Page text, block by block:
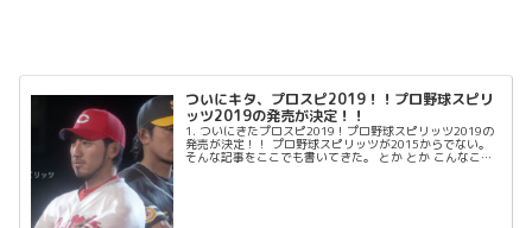
ついにキタ、プロスピ2019！！プロ野球スピリ
ッツ2019の発売が決定！！
1. ついにきたプロスピ2019！プロ野球スピリッツ2019の
発売が決定！！ プロ野球スピリッツが2015からでない。
そんな記事をここでも書いてきた。 とか とか こんなこと